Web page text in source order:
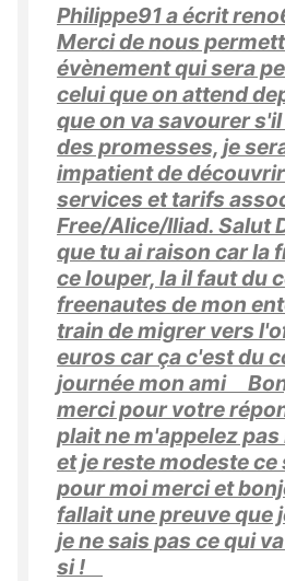
Philippe91 a écrit
Merci de nous
évènement qui sera
celui que on attend
que on va savourer
des promesses, je
impatient de
services et tarifs
Free/Alice/Iliad. Salut
que tu ai raison car la
ce louper, la il faut du
freenautes de mon
train de migrer vers
euros car ça c'est du
journée mon ami
merci pour votre
plait ne m'appelez
et je reste modeste
pour moi merci et
fallait une preuve que
je ne sais pas ce qui
si !